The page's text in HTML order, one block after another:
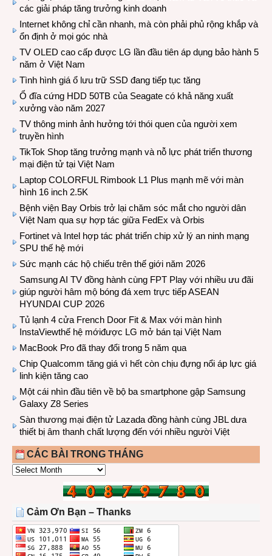
các giải pháp tăng trưởng kinh doanh
Internet không chỉ cần nhanh, mà còn phải phủ rộng khắp và
ổn định ở mọi góc nhà
TV OLED cao cấp được LG lần đầu tiên áp dụng bảo hành 5
năm ở Việt Nam
Tình hình giá ổ lưu trữ SSD đang tiếp tục tăng
Ổ đĩa cứng HDD 50TB của Seagate có khả năng xuất
xưởng vào năm 2027
TV thông minh ảnh hưởng tới thói quen của người xem
truyền hình
TikTok Shop tăng trưởng mạnh và nỗ lực phát triển thương
mại điện tử tại Việt Nam
Laptop COLORFUL Rimbook L1 Plus mạnh mẽ với màn
hình 16 inch 2.5K
Bệnh viện Bay Orbis trở lại chăm sóc mắt cho người dân
Việt Nam qua sự hợp tác giữa FedEx và Orbis
Fortinet và Intel hợp tác phát triển chip xử lý an ninh mạng
SPU thế hệ mới
Sức mạnh các hộ chiếu trên thế giới năm 2026
Samsung AI TV đồng hành cùng FPT Play với nhiều ưu đãi
giúp người hâm mộ bóng đá xem trực tiếp ASEAN
HYUNDAI CUP 2026
Tủ lạnh 4 cửa French Door Fit & Max với màn hình
InstaViewthế hệ mớiđược LG mở bán tại Việt Nam
MacBook Pro đã thay đổi trong 5 năm qua
Chip Qualcomm tăng giá vì hết còn chịu đựng nổi áp lực giá
linh kiện tăng cao
Một cái nhìn đầu tiên về bộ ba smartphone gập Samsung
Galaxy Z8 Series
Sàn thương mại điện tử Lazada đồng hành cùng JBL dưa
thiết bị âm thanh chất lượng đến với nhiều người Việt
CÁC BÀI TRONG THÁNG
CÁC
THÁNG
Cảm Ơn Bạn – Thanks